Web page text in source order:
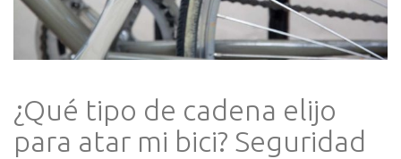
¿Qué tipo de cadena elijo
para atar mi bici? Seguridad